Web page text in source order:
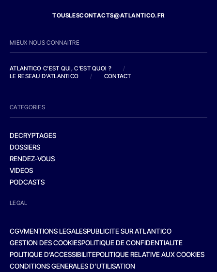
TOUSLESCONTACTS@ATLANTICO.FR
MIEUX NOUS CONNAITRE
ATLANTICO C'EST QUI, C'EST QUOI ?
/
LE RESEAU D'ATLANTICO
/ CONTACT
CATEGORIES
DECRYPTAGES
DOSSIERS
RENDEZ-VOUS
VIDEOS
PODCASTS
LEGAL
CGVMENTIONS LEGALESPUBLICITE SUR ATLANTICO
GESTION DES COOKIESPOLITIQUE DE CONFIDENTIALITE
POLITIQUE D’ACCESSIBILITEPOLITIQUE RELATIVE AUX COOKIES
CONDITIONS GENERALES D’UTILISATION